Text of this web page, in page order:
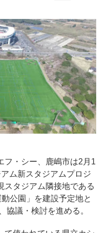
フ・シー、鹿嶋市は2月1
ム新スタジアムプロジ
スタジアム隣接地である
公園」を建設予定地と
協議・検討を進める。